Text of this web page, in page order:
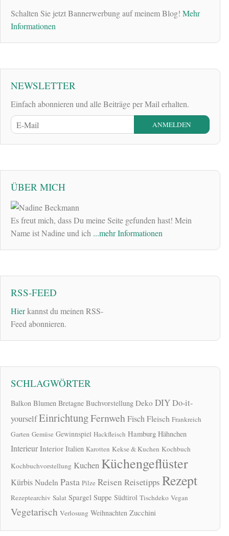
Schalten Sie jetzt Bannerwerbung auf meinem Blog! Mehr
Informationen
NEWSLETTER
Einfach abonnieren und alle Beiträge per Mail erhalten.
ÜBER MICH
Es freut mich, dass Du meine Seite gefunden hast! Mein
Name ist Nadine und ich ...mehr Informationen
RSS-FEED
Hierkannst du meinen RSS-
Feed abonnieren.
SCHLAGWÖRTER
Balkon Blumen Bretagne Buchvorstellung Deko DIYDo-it-
yourselfEinrichtungFernwehFischFleisch Frankreich
Garten Gemüse Gewinnspiel Hackfleisch Hamburg Hähnchen
Interieur Interior Italien Karotten Kekse & Kuchen Kochbuch
Kochbuchvorstellung Kuchen Küchengeflüster
KürbisNudeln Pasta Pilze Reisen Reisetipps Rezept
Rezeptearchiv Salat Spargel Suppe Südtirol Tischdeko Vegan
Vegetarisch Verlosung Weihnachten Zucchini